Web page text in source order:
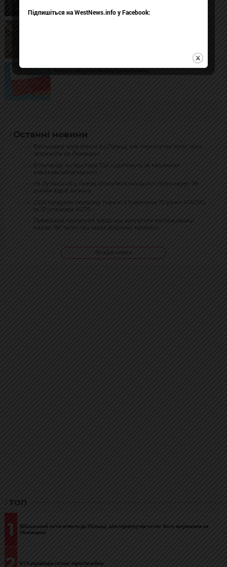
Останні новини
Військовий хотів втекти до Польщі, але переплутав потяг: його
затримали на Львівщині
В Ужгороді інструктора ТЦК судитимуть за катування
військовозобов’язаного
На Луганській у Львові зіткнулися мотоцикл і Volkswagen: 18-
річний водій загинув
США погодили передачу Україні з Туреччини 70 ракет ATACMS
та 12 установок M270
Львівський протезний завод має виплатити експрацівниці
майже 180 тисяч грн через затримку зарплати
Більше новин
ТОП
1
Військовий хотів втекти до Польщі, але переплутав потяг: його затримали на
Львівщині
61% українців готові терпіти війну
Підпишіться на WestNews.info у Facebook: